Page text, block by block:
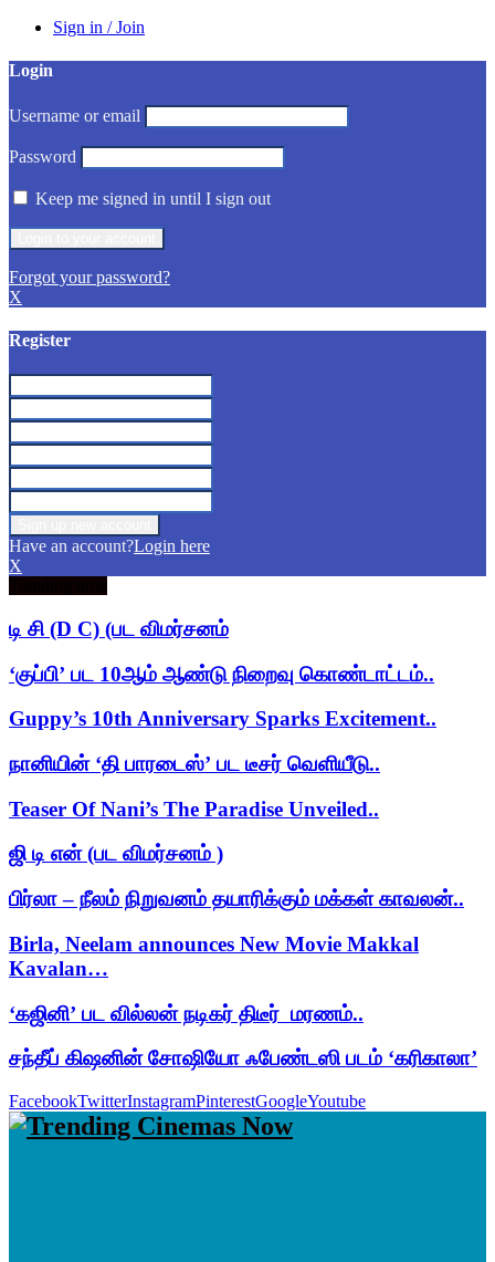
Sign in / Join
Login
Username or email
Password
Keep me signed in until I sign out
Forgot your password?
X
Register
Have an account?Login here
X
டி சி (D C) (பட விமர்சனம்
‘குப்பி’ பட 10ஆம் ஆண்டு நிறைவு கொண்டாட்டம்..
Guppy’s 10th Anniversary Sparks Excitement..
நானியின் ‘தி பாரடைஸ்’ பட டீசர் வெளியீடு..
Teaser Of Nani’s The Paradise Unveiled..
ஜி டி என் (பட விமர்சனம் )
பிர்லா – நீலம் நிறுவனம் தயாரிக்கும் மக்கள் காவலன்..
Birla, Neelam announces New Movie Makkal
Kavalan…
‘கஜினி’ பட வில்லன் நடிகர் திடீர் மரணம்..
சந்தீப் கிஷனின் சோஷியோ ஃபேண்டஸி படம் ‘கரிகாலா’
FacebookTwitterInstagramPinterestGoogleYoutube